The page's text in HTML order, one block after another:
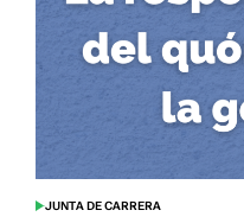
POSTED
JUNTA DE CARRERA